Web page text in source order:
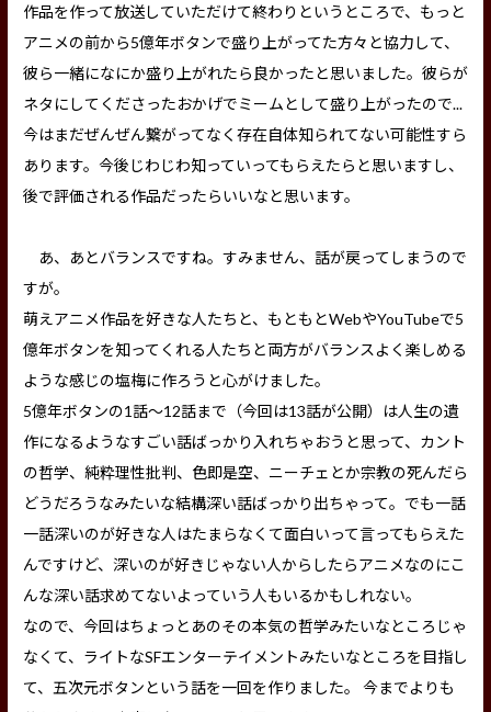
作品を作って放送していただけて終わりというところで、もっと
アニメの前から5億年ボタンで盛り上がってた方々と協力して、
彼ら一緒になにか盛り上がれたら良かったと思いました。彼らが
ネタにしてくださったおかげでミームとして盛り上がったので...
今はまだぜんぜん繋がってなく存在自体知られてない可能性すら
あります。今後じわじわ知っていってもらえたらと思いますし、
後で評価される作品だったらいいなと思います。
あ、あとバランスですね。すみません、話が戻ってしまうので
すが。
萌えアニメ作品を好きな人たちと、もともとWebやYouTubeで5
億年ボタンを知ってくれる人たちと両方がバランスよく楽しめる
ような感じの塩梅に作ろうと心がけました。
5億年ボタンの1話～12話まで（今回は13話が公開）は人生の遺
作になるようなすごい話ばっかり入れちゃおうと思って、カント
の哲学、純粋理性批判、色即是空、ニーチェとか宗教の死んだら
どうだろうなみたいな結構深い話ばっかり出ちゃって。でも一話
一話深いのが好きな人はたまらなくて面白いって言ってもらえた
んですけど、深いのが好きじゃない人からしたらアニメなのにこ
んな深い話求めてないよっていう人もいるかもしれない。
なので、今回はちょっとあのその本気の哲学みたいなところじゃ
なくて、ライトなSFエンターテイメントみたいなところを目指し
て、五次元ボタンという話を一回を作りました。 今までよりも